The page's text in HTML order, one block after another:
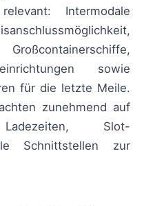
Intermodale
sowie
für die letzte Meile.
zunehmend auf
Slot-
Schnittstellen zur